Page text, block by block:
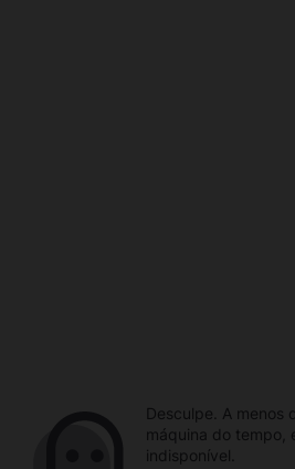
Desculpe. A menos
máquina do tempo,
indisponível.